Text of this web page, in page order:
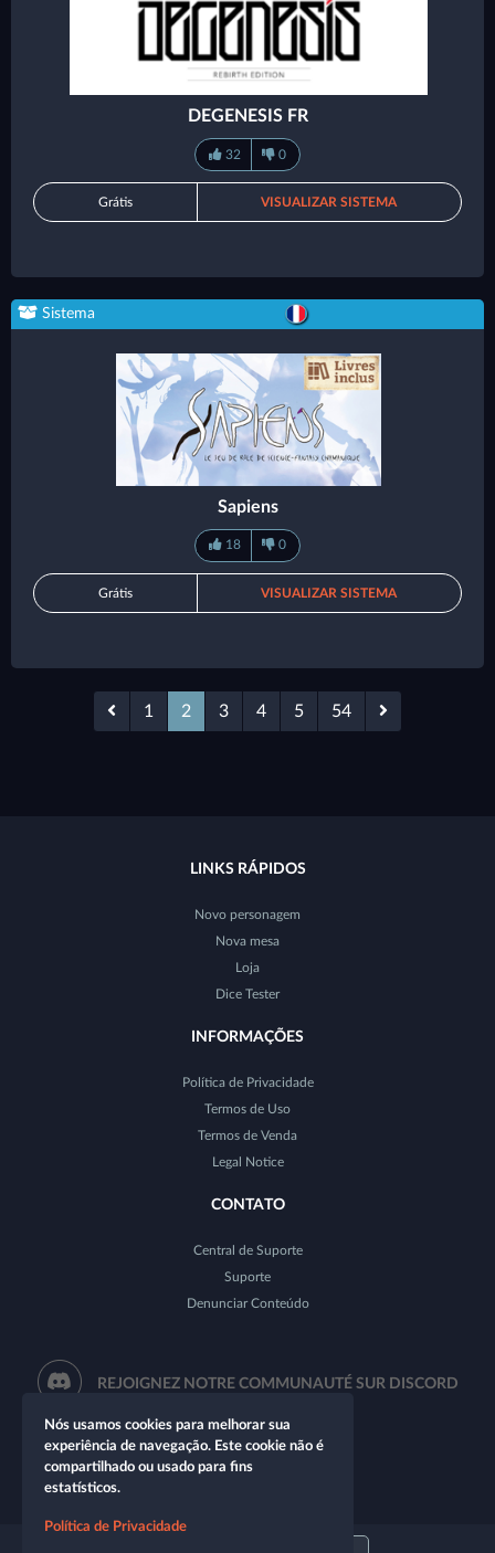
DEGENESIS FR
32 0
Grátis VISUALIZAR SISTEMA
Sistema
Sapiens
18 0
Grátis VISUALIZAR SISTEMA
1 2 3 4 5 54
LINKS RÁPIDOS
Novo personagem
Nova mesa
Loja
Dice Tester
INFORMAÇÕES
Política de Privacidade
Termos de Uso
Termos de Venda
Legal Notice
CONTATO
Central de Suporte
Suporte
Denunciar Conteúdo
REJOIGNEZ NOTRE COMMUNAUTÉ SUR DISCORD
Nós usamos cookies para melhorar sua
experiência de navegação. Este cookie não é
compartilhado ou usado para fins
estatísticos.
Política de Privacidade